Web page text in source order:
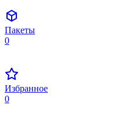
Пакеты
0
Избранное
0